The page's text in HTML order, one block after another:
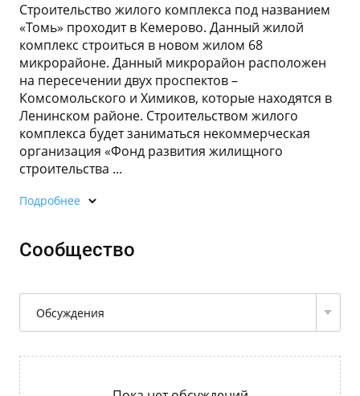
Строительство жилого комплекса под названием
«Томь» проходит в Кемерово. Данный жилой
комплекс строиться в новом жилом 68
микрорайоне. Данный микрорайон расположен
на пересечении двух проспектов –
Комсомольского и Химиков, которые находятся в
Ленинском районе. Строительством жилого
комплекса будет заниматься некоммерческая
организация «Фонд развития жилищного
строительства ...
Подробнее
Сообщество
Обсуждения